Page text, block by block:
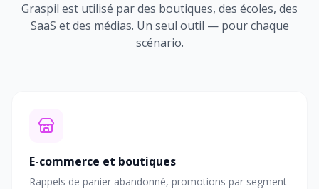
Graspil est utilisé par des boutiques, des écoles, des
SaaS et des médias. Un seul outil — pour chaque
scénario.
E-commerce et boutiques
Rappels de panier abandonné, promotions par segment